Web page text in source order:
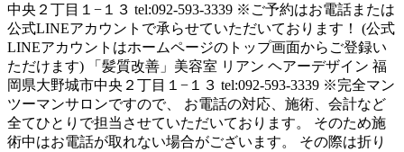
中央２丁目１−１３ tel:092-593-3339 ※ご予約はお電話または
公式LINEアカウントで承らせていただいております！ (公式
LINEアカウントはホームページのトップ画面からご登録い
ただけます) 「髪質改善」美容室 リアン ヘアーデザイン 福
岡県大野城市中央２丁目１−１３ tel:092-593-3339 ※完全マン
ツーマンサロンですので、 お電話の対応、施術、会計など
全てひとりで担当させていただいております。 そのため施
術中はお電話が取れない場合がございます。 その際は折り